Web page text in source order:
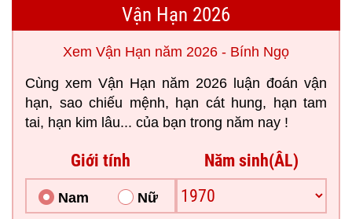
Vận Hạn 2026
Xem Vận Hạn năm 2026 - Bính Ngọ
Cùng xem Vận Hạn năm 2026 luận đoán vận
hạn, sao chiếu mệnh, hạn cát hung, hạn tam
tai, hạn kim lâu... của bạn trong năm nay !
Giới tính
Nam Nữ
Năm sinh(ÂL)